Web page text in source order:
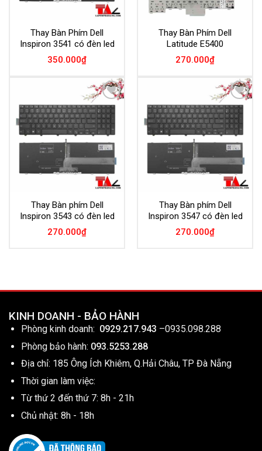
Thay Bàn Phím Dell
Inspiron 3541 có đèn led
350.000₫
Thay Bàn Phím Dell
Latitude E5400
270.000₫
Add to
Wishlist
Thay Bàn phím Dell
Inspiron 3543 có đèn led
270.000₫
Add to
Wishlist
Thay Bàn phím Dell
Inspiron 3547 có đèn led
270.000₫
KINH DOANH - BẢO HÀNH
Phòng kinh doanh: 0929.217.943 –0935.098.288
Phòng bảo hành: 093.5253.288
Địa chỉ: 185 Ông Ích Khiêm, Q.Hải Châu, TP Đà Nẵng
Thời gian làm việc:
Từ thứ 2 đến thứ 7: 8h - 21h
Chủ nhật: 8h - 18h